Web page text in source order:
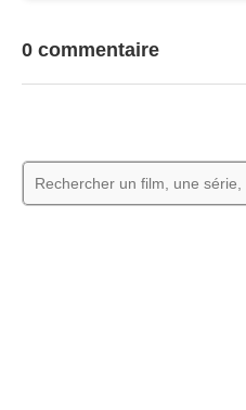
0 commentaire